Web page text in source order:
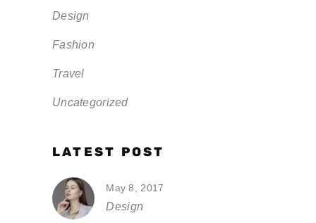
Design
Fashion
Travel
Uncategorized
LATEST POST
May 8, 2017
Design